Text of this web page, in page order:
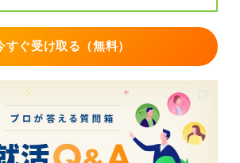
の自覚、具体的な失敗例、改善策、成
を構成することで、忘れっぽさという
らえ、それを克服するための行動力や
姿勢は、仕事においても重要なスキル
採用担当者に対して「この人は自分の
認識し、自ら成長できる人材である」
残すことができます。
すぐ受け取る（無料）